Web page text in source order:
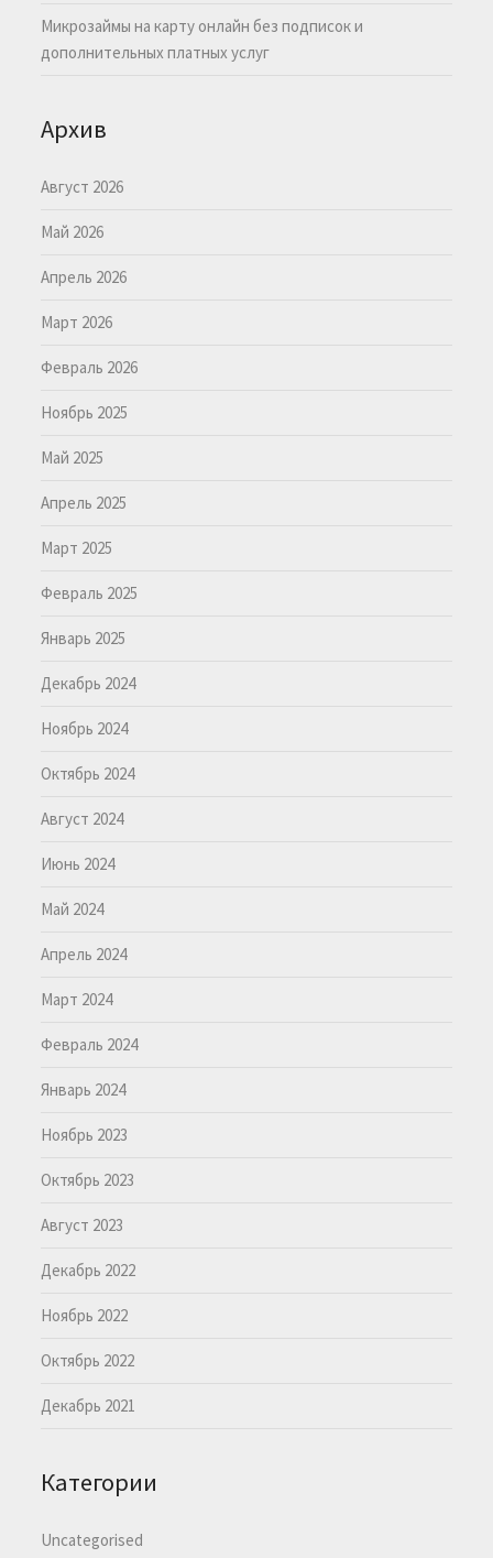
Микрозаймы на карту онлайн без подписок и
дополнительных платных услуг
Архив
Август 2026
Май 2026
Апрель 2026
Март 2026
Февраль 2026
Ноябрь 2025
Май 2025
Апрель 2025
Март 2025
Февраль 2025
Январь 2025
Декабрь 2024
Ноябрь 2024
Октябрь 2024
Август 2024
Июнь 2024
Май 2024
Апрель 2024
Март 2024
Февраль 2024
Январь 2024
Ноябрь 2023
Октябрь 2023
Август 2023
Декабрь 2022
Ноябрь 2022
Октябрь 2022
Декабрь 2021
Категории
Uncategorised